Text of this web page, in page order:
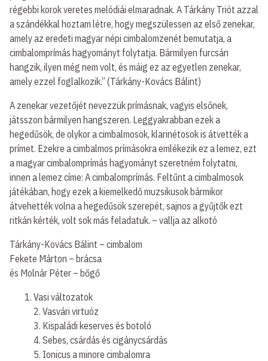
régebbi korok veretes melódiái elmaradnak. A Tárkány Triót azzal
a szándékkal hoztam létre, hogy megszülessen az első zenekar,
amely az eredeti magyar népi cimbalomzenét bemutatja, a
cimbalomprímás hagyományt folytatja. Bármilyen furcsán
hangzik, ilyen még nem volt, és máig ez az egyetlen zenekar,
amely ezzel foglalkozik.” (Tárkány-Kovács Bálint)
A zenekar vezetőjét nevezzük prímásnak, vagyis elsőnek,
játsszon bármilyen hangszeren. Leggyakrabban ezek a
hegedűsök, de olykor a cimbalmosok, klarinétosok is átvették a
prímet. Ezekre a cimbalmos prímásokra emlékezik ez a lemez, ezt
a magyar cimbalomprímás hagyományt szeretném folytatni,
innen a lemez címe: A cimbalomprímás. Feltűnt a cimbalmosok
játékában, hogy ezek a kiemelkedő muzsikusok bármikor
átvehették volna a hegedűsök szerepét, sajnos a gyűjtők ezt
ritkán kérték, volt sok más feladatuk. – vallja az alkotó
Tárkány-Kovács Bálint – cimbalom
Fekete Márton – brácsa
és Molnár Péter – bőgő
Vasi változatok
2. Vasvári virtuóz
3. Kispaládi keserves és botoló
4. Sebes, csárdás és cigánycsárdás
5. Ionicus a minore cimbalomra